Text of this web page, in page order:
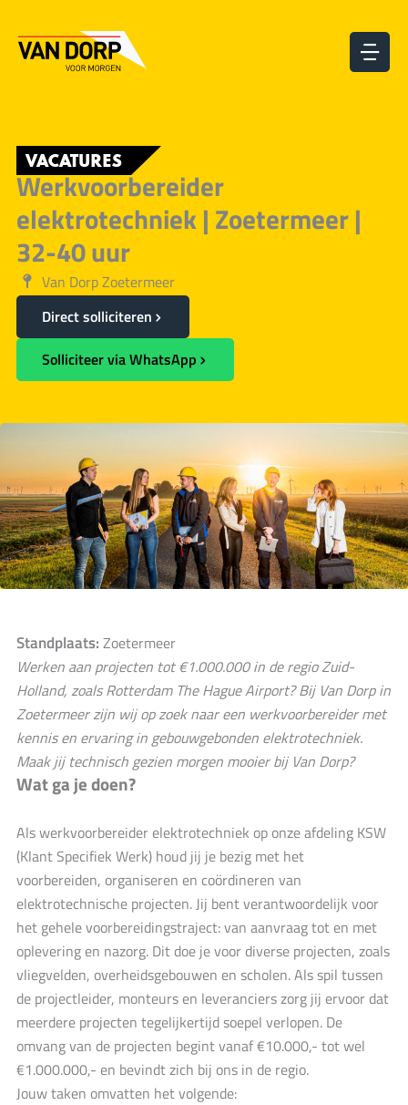
naar
VACATURES
Werkvoorbereider
elektrotechniek | Zoetermeer |
32-40 uur
Van Dorp Zoetermeer
Direct solliciteren
Solliciteer via WhatsApp
Standplaats: Zoetermeer
Werken aan projecten tot €1.000.000 in de regio Zuid-
Holland, zoals Rotterdam The Hague Airport? Bij Van Dorp in
Zoetermeer zijn wij op zoek naar een werkvoorbereider met
kennis en ervaring in gebouwgebonden elektrotechniek.
Maak jij technisch gezien morgen mooier bij Van Dorp?
Wat ga je doen?
Als werkvoorbereider elektrotechniek op onze afdeling KSW
(Klant Specifiek Werk) houd jij je bezig met het
voorbereiden, organiseren en coördineren van
elektrotechnische projecten. Jij bent verantwoordelijk voor
het gehele voorbereidingstraject: van aanvraag tot en met
oplevering en nazorg. Dit doe je voor diverse projecten, zoals
vliegvelden, overheidsgebouwen en scholen. Als spil tussen
de projectleider, monteurs en leveranciers zorg jij ervoor dat
meerdere projecten tegelijkertijd soepel verlopen. De
omvang van de projecten begint vanaf €10.000,- tot wel
€1.000.000,- en bevindt zich bij ons in de regio.
Jouw taken omvatten het volgende: